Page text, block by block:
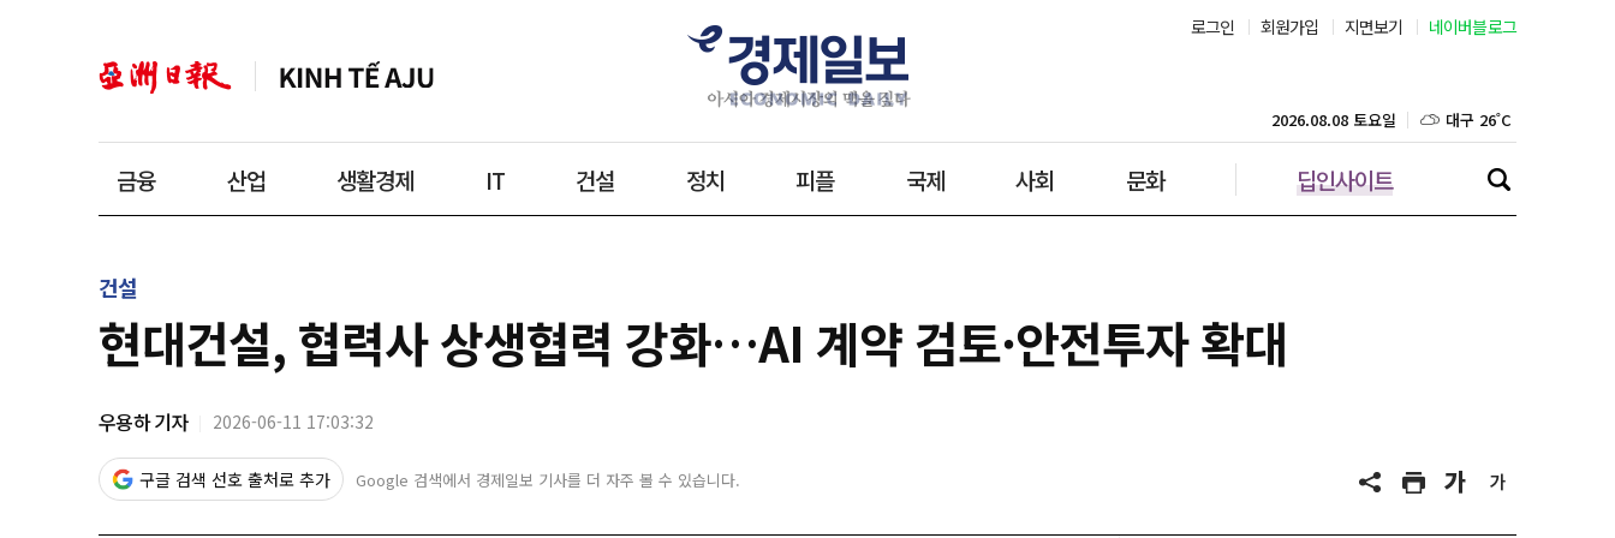
로그인 회원가입 지면보기 네이버블로그
금융 산업 생활경제 IT 건설 정치 피플 국제 사회 문화 딥인사이트
2026.08.08 토요일 대구 26˚C
인천 26˚C
제주 29˚C
건설
현대건설, 협력사 상생협력 강화…AI 계약 검토·안전투자 확대
우용하 기자 2026-06-11 17:03:32
구글 검색 선호 출처로 추가 Google 검색에서 경제일보 기사를 더 자주 볼 수 있습니다.